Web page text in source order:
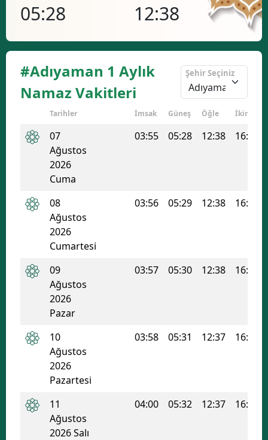
Bilecik
Bolu
Burdur
Bursa
Çorum
Erzincan
Gaziantep
05:28 12:38
#Adıyaman 1 Aylık
Namaz Vakitleri
Şehir Seçiniz
Tarihler İmsak Güneş Öğle İkindi
07
Ağustos
2026
Cuma
03:55 05:28 12:38 16:26
08
Ağustos
2026
Cumartesi
03:56 05:29 12:38 16:25
09
Ağustos
2026
Pazar
03:57 05:30 12:38 16:25
10
Ağustos
2026
Pazartesi
03:58 05:31 12:37 16:24
11
Ağustos
2026 Salı
04:00 05:32 12:37 16:24